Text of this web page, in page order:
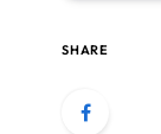
SHARE